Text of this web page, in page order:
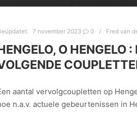
7 november 2023 0 Fred van
O HENGELO :
aantal vervolgcoupletten op
n.a.v. actuele gebeurtenissen in